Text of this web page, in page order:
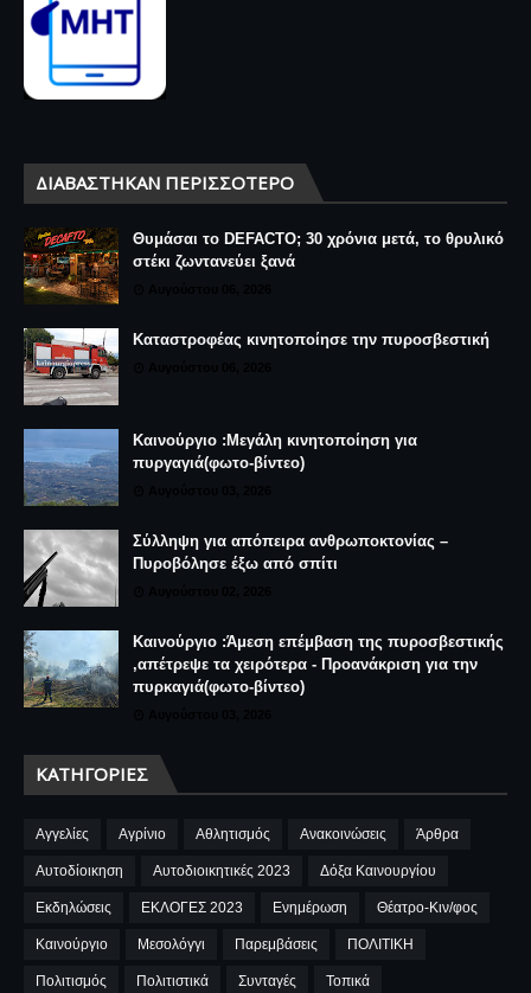
ΔΙΑΒΆΣΤΗΚΑΝ ΠΕΡΙΣΣΌΤΕΡΟ
Θυμάσαι το DEFACTO; 30 χρόνια μετά, το θρυλικό
στέκι ζωντανεύει ξανά
Καταστροφέας κινητοποίησε την πυροσβεστική
Καινούργιο :Μεγάλη κινητοποίηση για
πυργαγιά(φωτο-βίντεο)
Σύλληψη για απόπειρα ανθρωποκτονίας –
Πυροβόλησε έξω από σπίτι
Καινούργιο :Άμεση επέμβαση της πυροσβεστικής
,απέτρεψε τα χειρότερα - Προανάκριση για την
πυρκαγιά(φωτο-βίντεο)
ΚΑΤΗΓΟΡΊΕΣ
Αγγελίες Αγρίνιο Αθλητισμός Ανακοινώσεις Άρθρα
Αυτοδίοικηση Αυτοδιοικητικές 2023 Δόξα Καινουργίου
Εκδηλώσεις ΕΚΛΟΓΕΣ 2023 Ενημέρωση Θέατρο-Κιν/φος
Καινούργιο Μεσολόγγι Παρεμβάσεις ΠΟΛΙΤΙΚΗ
Πολιτισμός Πολιτιστικά Συνταγές Τοπικά